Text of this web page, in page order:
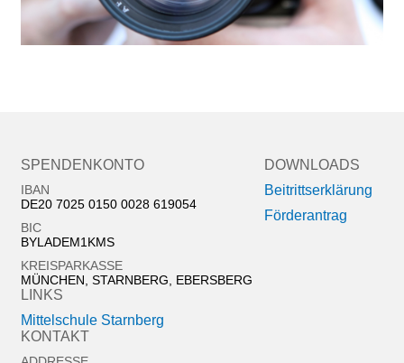
SPENDENKONTO
IBAN
DE20 7025 0150 0028 619054
BIC
BYLADEM1KMS
KREISPARKASSE
MÜNCHEN, STARNBERG, EBERSBERG
DOWNLOADS
Beitrittserklärung
Förderantrag
LINKS
Mittelschule Starnberg
KONTAKT